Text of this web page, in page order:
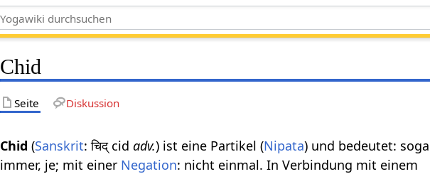
Chid
Seite Diskussion
Chid (Sanskrit: चिद् cidadv.) ist eine Partikel (Nipata) und bedeutet:
immer, je; mit einer Negation: nicht einmal. In Verbindung mit einem